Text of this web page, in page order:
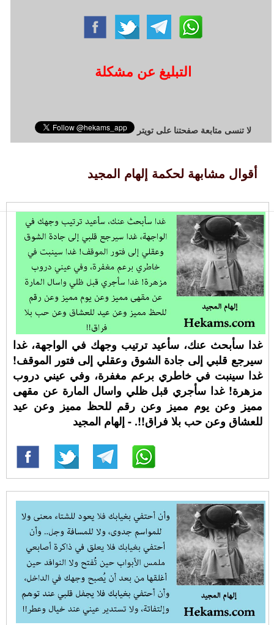
التبليغ عن مشكلة
لا تنسى متابعة صفحتنا على تويتر
أقوال مشابهة لحكمة إلهام المجيد
غدا سأبحث عنك، سأعيد ترتيب وجهك في الواجهة، غدا
سيرجع قلبي إلى جادة الشوق وعقلي إلى فتور الموقف!
غدا سينبت في خاطري برعم مغفرة، وفي عيني دروب
مزهرة! غدا سأجري قبل ظلي واسال المارة عن مقهى
مميز وعن يوم مميز وعن رقم للحظ مميز وعن عيد
للعشاق وعن حب بلا فراق!!. - إلهام المجيد